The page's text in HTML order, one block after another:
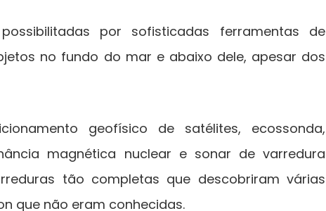
por sofisticadas ferramentas de
no fundo do mar e abaixo dele, apesar dos
geofísico de satélites, ecossonda,
magnética nuclear e sonar de varredura
tão completas que descobriram várias
que não eram conhecidas.